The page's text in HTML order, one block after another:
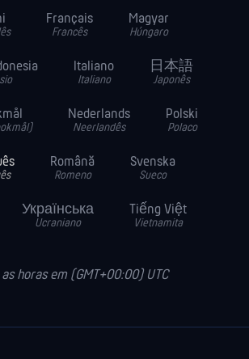
Français
Francês
Magyar
Húngaro
Italiano
Italiano
日本語
Japonês
Nederlands
Neerlandês
Polski
Polaco
Română
Romeno
Svenska
Sueco
Українська
Ucraniano
Tiếng Việt
Vietnamita
as horas em (GMT+00:00) UTC